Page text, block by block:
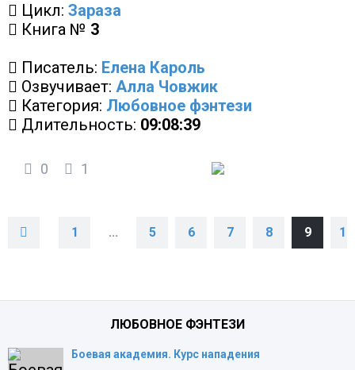
Цикл: Зараза
Книга № 3
Писатель: Елена Кароль
Озвучивает: Алла Човжик
Категория: Любовное фэнтези
Длительность: 09:08:39
0 1
1 ... 5 6 7 8 9 10
ЛЮБОВНОЕ ФЭНТЕЗИ
Боевая академия. Курс нападения